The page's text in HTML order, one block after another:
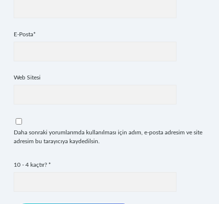
E-Posta*
Web Sitesi
Daha sonraki yorumlarımda kullanılması için adım, e-posta adresim ve site
adresim bu tarayıcıya kaydedilsin.
10 - 4 kaçtır? *